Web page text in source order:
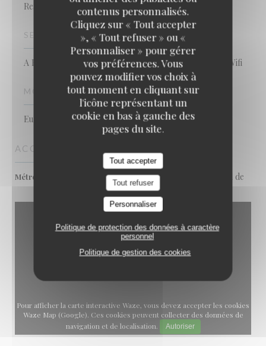
contenus personnalisés.
Cliquez sur « Tout accepter
», « Tout refuser » ou «
Personnaliser » pour gérer
vos préférences. Vous
pouvez modifier vos choix à
tout moment en cliquant sur
l'icône représentant un
cookie en bas à gauche des
pages du site.
Tout accepter
Tout refuser
Personnaliser
Politique de protection des données à caractère
personnel
Politique de gestion des cookies
Restaurant
SERVICES
A Emporter - Livraison, Privatisation possible, Accès Wifi
MOYENS DE PAIEMENT
Eurocard/Mastercard, Espèces, Visa, Carte Bleue
ACCÈS
Métro
St Paul, Pont marie, Hotel de
ville
Pour afficher la carte interactive Waze, vous devez accepter les cookies
Waze Map (Google). Ces cookies peuvent collecter des données de
navigation et de localisation.
Autoriser
TAVLINE